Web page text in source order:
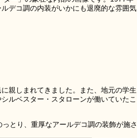
デコ調の内装がいかにも退廃的な雰囲気
親しまれてきました。また、地元の学生
ルベスター・スタローンが働いていたこ
とり、重厚なアールデコ調の装飾が施さ